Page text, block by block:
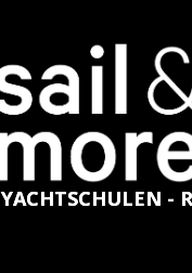
YACHTSCHULEN -